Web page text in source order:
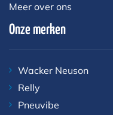
Meer over ons
Onze merken
Wacker Neuson
Relly
Pneuvibe